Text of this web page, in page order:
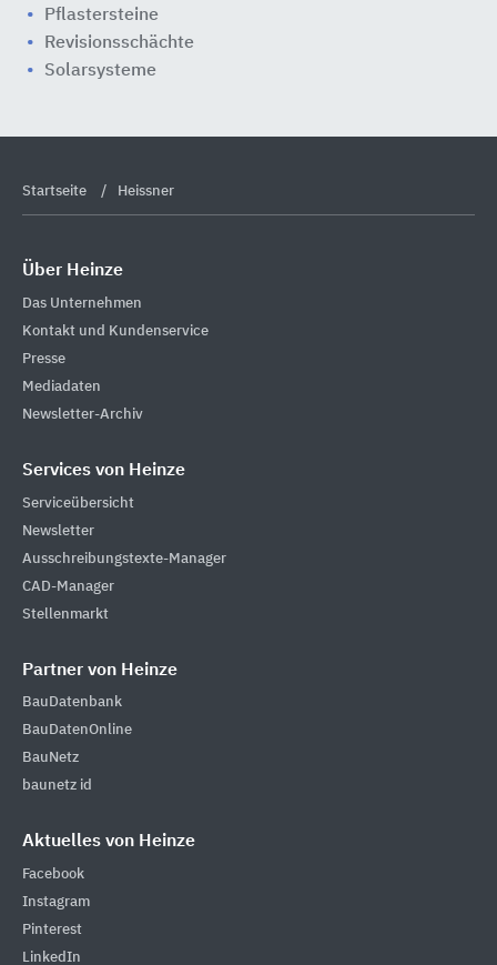
Pflastersteine
Revisionsschächte
Solarsysteme
Startseite Heissner
Über Heinze
Das Unternehmen
Kontakt und Kundenservice
Presse
Mediadaten
Newsletter-Archiv
Services von Heinze
Serviceübersicht
Newsletter
Ausschreibungstexte-Manager
CAD-Manager
Stellenmarkt
Partner von Heinze
BauDatenbank
BauDatenOnline
BauNetz
baunetz id
Aktuelles von Heinze
Facebook
Instagram
Pinterest
LinkedIn